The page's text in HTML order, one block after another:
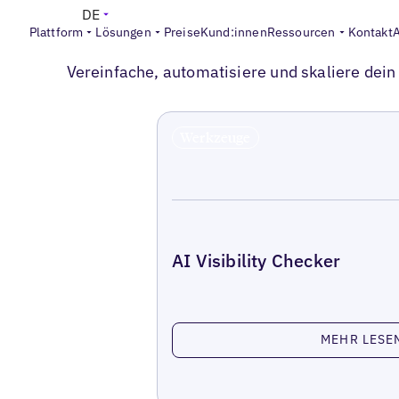
Plattform Lösungen PreiseKund:innenRessourcen Kontakt
DE
UBERALL TOOLKIT
Vereinfache, automatisiere und skaliere
AI Visibility Checker
Lesen Sie mehr MEHR